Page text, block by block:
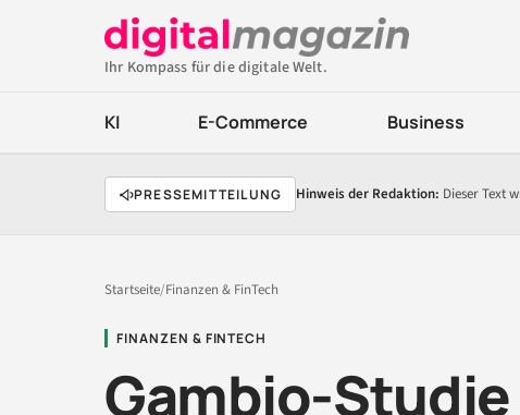
Ihr Kompass für die digitale Welt.
KI E-Commerce Business
PRESSEMITTEILUNG Hinweis der Redaktion: Dieser Text
Startseite/Finanzen & FinTech
FINANZEN & FINTECH
Gambio-